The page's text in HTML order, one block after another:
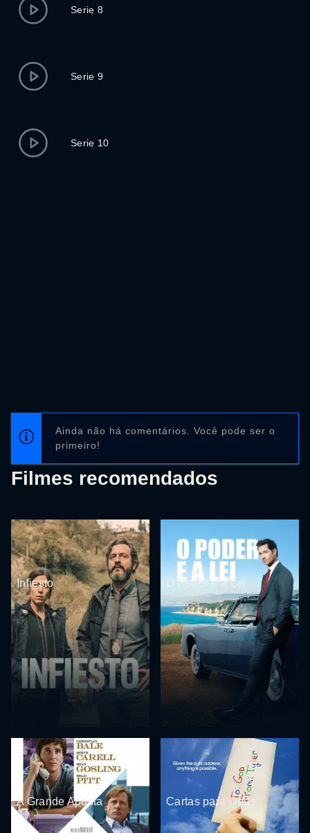
Serie 8
Serie 9
Serie 10
Ainda não há comentários. Você pode ser o
primeiro!
Filmes recomendados
Infiesto O Poder e a Lei
A Grande Aposta Cartas para Deus